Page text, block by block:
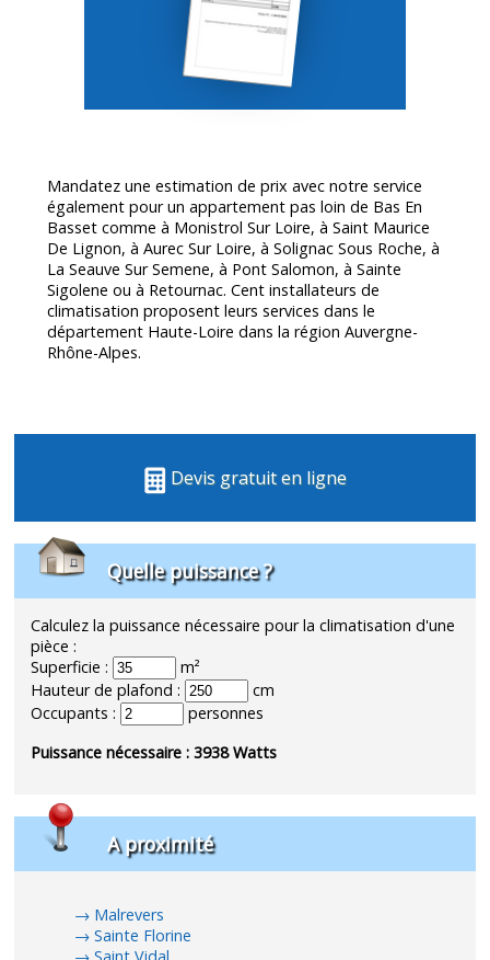
Mandatez une estimation de prix avec notre service
également pour un appartement pas loin de Bas En
Basset comme à Monistrol Sur Loire, à Saint Maurice
De Lignon, à Aurec Sur Loire, à Solignac Sous Roche, à
La Seauve Sur Semene, à Pont Salomon, à Sainte
Sigolene ou à Retournac. Cent installateurs de
climatisation proposent leurs services dans le
département Haute-Loire dans la région Auvergne-
Rhône-Alpes.
Devis gratuit en ligne
Quelle puissance ?
Calculez la puissance nécessaire pour la climatisation d'une
pièce :
Superficie :
m²
Hauteur de plafond :
cm
Occupants :
personnes
Puissance nécessaire :3938Watts
A proximité
Malrevers
Sainte Florine
Saint Vidal